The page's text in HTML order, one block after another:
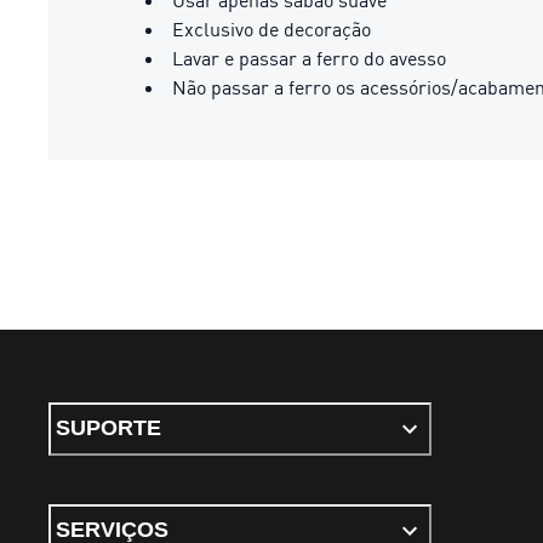
Exclusivo de decoração
Lavar e passar a ferro do avesso
Não passar a ferro os acessórios/
SUPORTE
SERVIÇOS